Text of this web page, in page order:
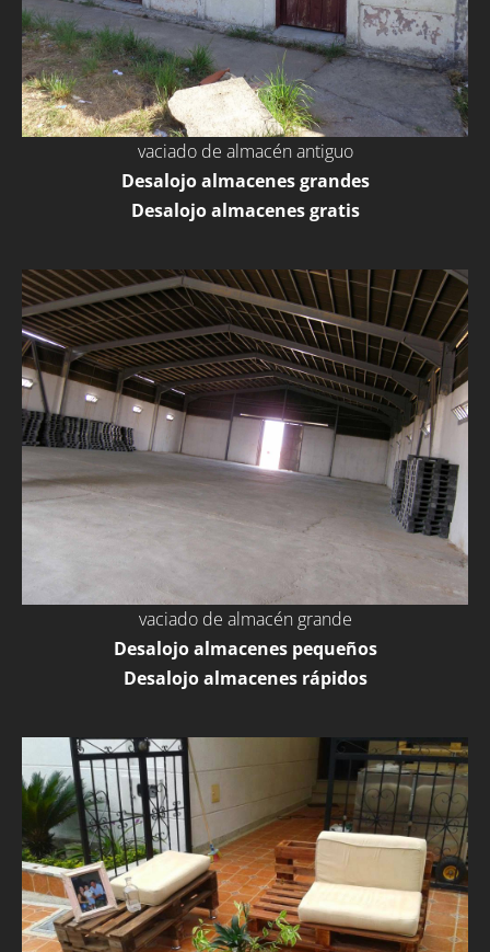
vaciado de almacén antiguo
Desalojo almacenes grandes
Desalojo almacenes gratis
vaciado de almacén grande
Desalojo almacenes pequeños
Desalojo almacenes rápidos